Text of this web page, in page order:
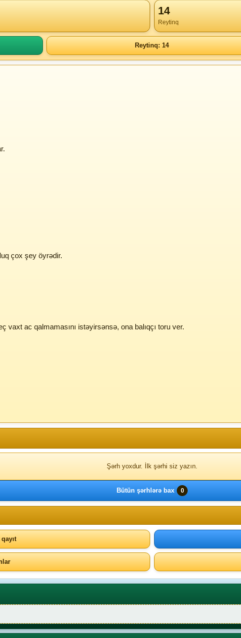
14
Reytinq
Reytinq: 14
çox şey öyrədir.
vaxt ac qalmamasını istəyirsənsə, ona balıqçı toru ver.
Şərh yoxdur. İlk şərhi siz yazın.
Bütün şərhlərə bax 0